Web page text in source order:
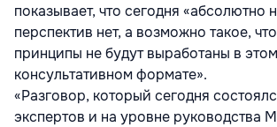
показывает, что сегодня «абсолютно
перспектив нет, а возможно такое,
принципы не будут выработаны в этом
консультативном формате».
«Разговор, который сегодня
экспертов и на уровне руководства